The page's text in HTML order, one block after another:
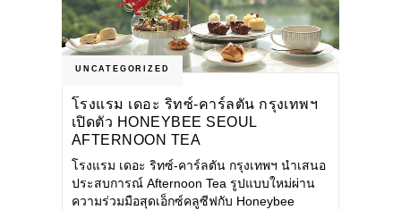
UNCATEGORIZED
โรงแรม เดอะ ริทซ์-คาร์ลตัน กรุงเทพฯ
เปิดตัว HONEYBEE SEOUL
AFTERNOON TEA
COLLABORATION ณ คาเลโอ
(CALEŌ) ชวนสัมผัสเสน่ห์ของขนม
หวานร่วมสมัยจากกรุงโซล
โรงแรม เดอะ ริทซ์-คาร์ลตัน กรุงเทพฯ นำเสนอ
ประสบการณ์ Afternoon Tea รูปแบบใหม่ผ่าน
ความร่วมมือสุดเอ็กซ์คลูซีฟกับ Honeybee